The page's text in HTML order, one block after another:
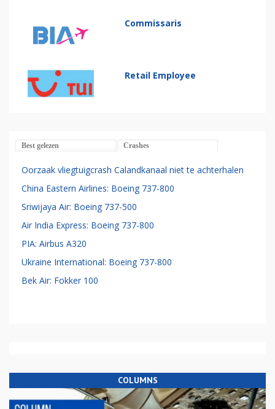
Commissaris
Retail Employee
Best gelezen Crashes
Oorzaak vliegtuigcrash Calandkanaal niet te achterhalen
China Eastern Airlines: Boeing 737-800
Sriwijaya Air: Boeing 737-500
Air India Express: Boeing 737-800
PIA: Airbus A320
Ukraine International: Boeing 737-800
Bek Air: Fokker 100
COLUMNS